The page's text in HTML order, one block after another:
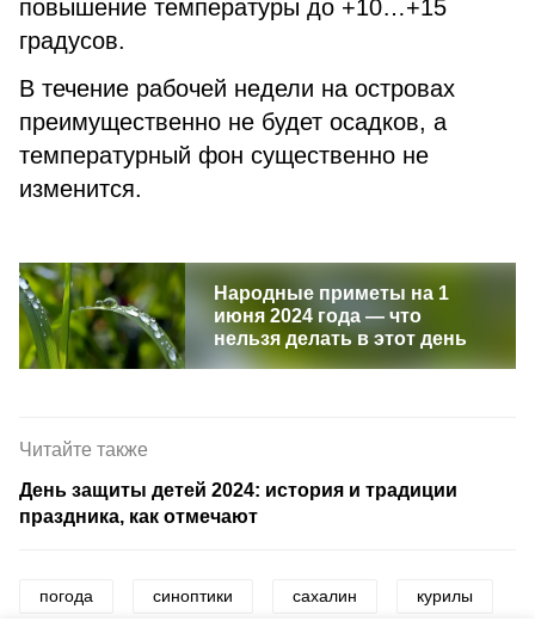
повышение температуры до +10…+15
градусов.
В течение рабочей недели на островах
преимущественно не будет осадков, а
температурный фон существенно не
изменится.
Народные приметы на 1
июня 2024 года — что
нельзя делать в этот день
Читайте также
День защиты детей 2024: история и традиции
праздника, как отмечают
погода синоптики сахалин курилы